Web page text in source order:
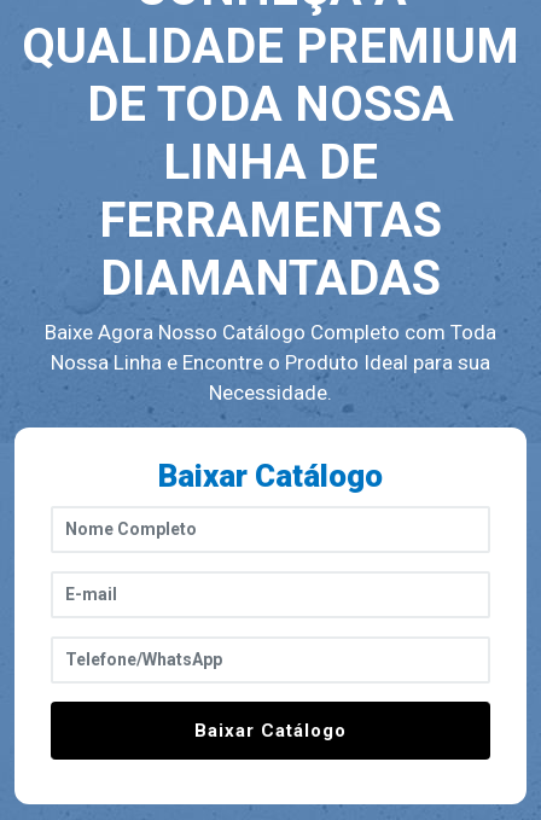
QUALIDADE PREMIUM
DE TODA NOSSA
LINHA DE
FERRAMENTAS
DIAMANTADAS
Baixe Agora Nosso Catálogo Completo com Toda
Nossa Linha e Encontre o Produto Ideal para sua
Necessidade.
Baixar Catálogo
Baixar Catálogo